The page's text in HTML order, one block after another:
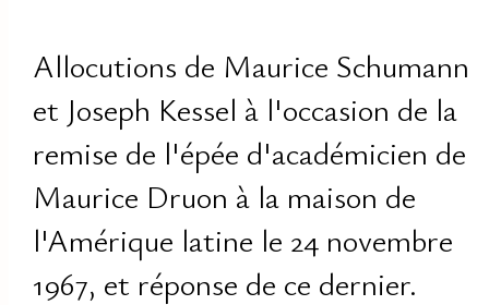
Allocutions de Maurice Schumann
et Joseph Kessel à l'occasion de la
remise de l'épée d'académicien de
Maurice Druon à la maison de
l'Amérique latine le 24 novembre
1967, et réponse de ce dernier.